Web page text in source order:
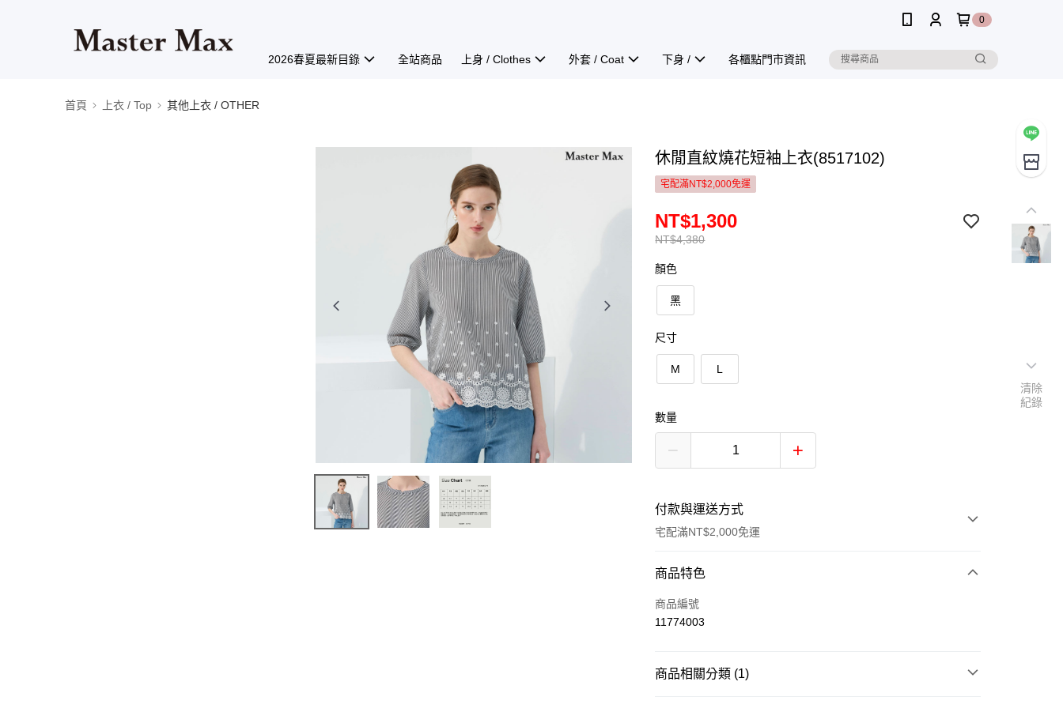
0
2026春夏最新目錄 全站商品 上身 / Clothes 外套 / Coat 下身 / 各櫃點門市資訊
首頁 上衣 / Top 其他上衣 / OTHER
休閒直紋燒花短袖上衣(8517102)
宅配滿NT$2,000免運
NT$4,380
NT$1,300
顏色
黑
尺寸
M L
數量
付款與運送方式
宅配滿NT$2,000免運
付款方式
信用卡一次付款
宅配
商品特色
商品編號
11774003
商品相關分類 (1)
清除
紀錄